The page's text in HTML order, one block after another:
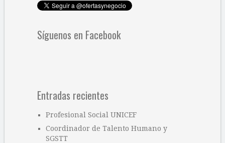
Síguenos en Facebook
Entradas recientes
Profesional Social UNICEF
Coordinador de Talento Humano y
SGSTT